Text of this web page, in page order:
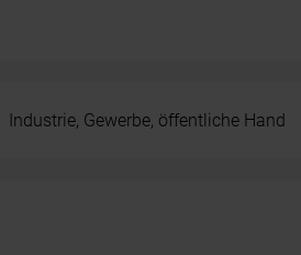
Industrie, Gewerbe, öffentliche Hand